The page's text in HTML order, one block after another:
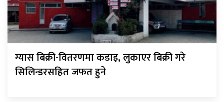
ग्यास बिक्री-वितरणमा कडाइ, लुकाएर बिक्री गरे
सिलिन्डरसहित जफत हुने